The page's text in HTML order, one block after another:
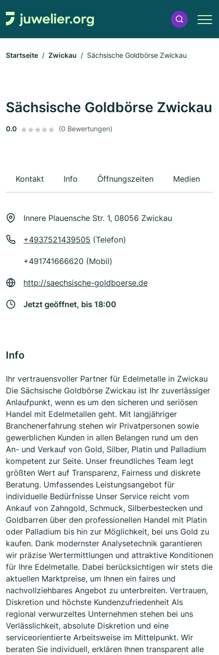
Startseite Zwickau Sächsische Goldbörse Zwickau
Sächsische Goldbörse Zwickau
0.0 (0 Bewertungen)
Kontakt Info Öffnungszeiten Medien
Innere Plauensche Str. 1, 08056 Zwickau
+4937521439505 (Telefon)
+491741666620 (Mobil)
http://saechsische-goldboerse.de
Jetzt geöffnet, bis 18:00
Info
Ihr vertrauensvoller Partner für Edelmetalle in Zwickau
Die Sächsische Goldbörse Zwickau ist Ihr zuverlässiger
Anlaufpunkt, wenn es um den sicheren und seriösen
Handel mit Edelmetallen geht. Mit langjähriger
Branchenerfahrung stehen wir Privatpersonen sowie
gewerblichen Kunden in allen Belangen rund um den
An- und Verkauf von Gold, Silber, Platin und Palladium
kompetent zur Seite. Unser freundliches Team legt
größten Wert auf Transparenz, Fairness und diskrete
Beratung. Umfassendes Leistungsangebot für
individuelle Bedürfnisse Unser Service reicht vom
Ankauf von Zahngold, Schmuck, Silberbestecken und
Goldbarren über den professionellen Handel mit Platin
oder Palladium bis hin zur Möglichkeit, bei uns Gold zu
kaufen. Dank modernster Analysetechnik garantieren
wir präzise Wertermittlungen und attraktive Konditionen
für Ihre Edelmetalle. Dabei berücksichtigen wir stets die
aktuellen Marktpreise, um Ihnen ein faires und
nachvollziehbares Angebot zu unterbreiten. Vertrauen,
Diskretion und höchste Kundenzufriedenheit Als
regional verwurzeltes Unternehmen stehen bei uns
Verlässlichkeit, absolute Diskretion und eine
serviceorientierte Arbeitsweise im Mittelpunkt. Wir
beraten Sie individuell, erklären Ihnen transparent alle